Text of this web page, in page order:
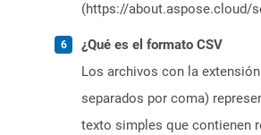
(https://about.aspose.cloud/
¿Qué es el formato CSV
Los archivos con la
separados por coma)
texto simples que contienen